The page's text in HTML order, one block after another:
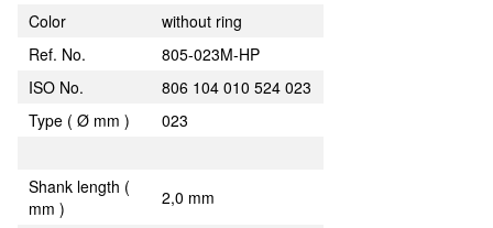
Color
without ring
Ref. No.
805-023M-HP
ISO No.
806 104 010 524 023
Type ( Ø mm )
023
Shank length (
mm )
2,0 mm